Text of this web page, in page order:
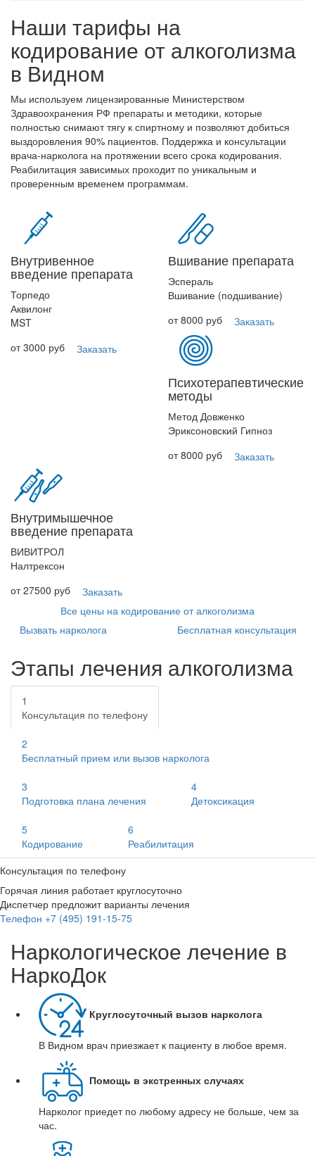
Наши тарифы на
кодирование от алкоголизма
в Видном
Мы используем лицензированные Министерством
Здравоохранения РФ препараты и методики, которые
полностью снимают тягу к спиртному и позволяют добиться
выздоровления 90% пациентов. Поддержка и консультации
врача-нарколога на протяжении всего срока кодирования.
Реабилитация зависимых проходит по уникальным и
проверенным временем программам.
Внутривенное
введение препарата
Торпедо
Аквилонг
MST
от 3000 руб
Заказать
Вшивание препарата
Эспераль
Вшивание (подшивание)
от 8000 руб
Заказать
Психотерапевтические
методы
Метод Довженко
Эриксоновский Гипноз
от 8000 руб
Заказать
Внутримышечное
введение препарата
ВИВИТРОЛ
Налтрексон
от 27500 руб
Заказать
Все цены на кодирование от алкоголизма
Вызвать нарколога
Бесплатная консультация
Этапы лечения алкоголизма
1
Консультация по телефону
2
Бесплатный прием или вызов нарколога
3
Подготовка плана лечения
4
Детоксикация
5
Кодирование
6
Реабилитация
Консультация по телефону
Горячая линия работает круглосуточно
Диспетчер предложит варианты лечения
Телефон +7 (495) 191-15-75
Наркологическое лечение в
НаркоДок
Круглосуточный вызов нарколога
В Видном врач приезжает к пациенту в любое время.
Помощь в экстренных случаях
Нарколог приедет по любому адресу не больше, чем за
час.